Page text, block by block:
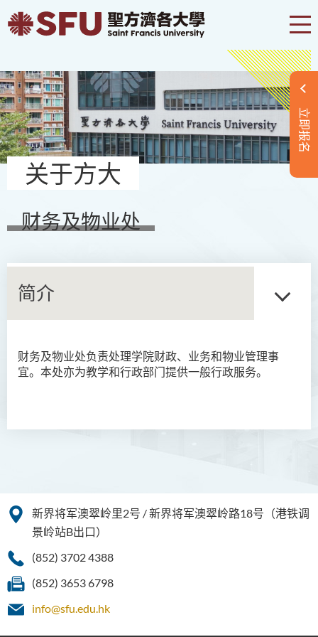
立即报名
关于方大
财务及物业处
简介
财务及物业处负责处理学院财政、业务和物业管理事
宜。本处亦为教学和行政部门提供一般行政服务。
简介
新界将军澳翠岭里2号 / 新界将军澳翠岭路18号（港铁调
景岭站B出口）
(852) 3702 4388
(852) 3653 6798
info@sfu.edu.hk